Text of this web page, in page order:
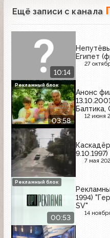
Ещё записи с канала
10:14
Египет
27
03:58
Анонс
Балтика,
Pedigree
12 июня
Рекламный блок
7 мая
00:53
1994)
SV"
14
Рекламный блок